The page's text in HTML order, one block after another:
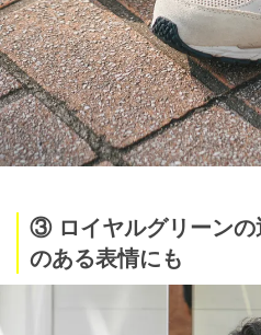
③ ロイヤルグリーンの
のある表情にも